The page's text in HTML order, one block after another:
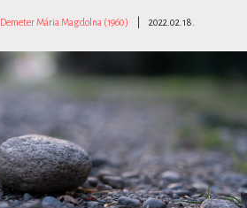
Demeter Mária Magdolna (1960) 2022.02.18.